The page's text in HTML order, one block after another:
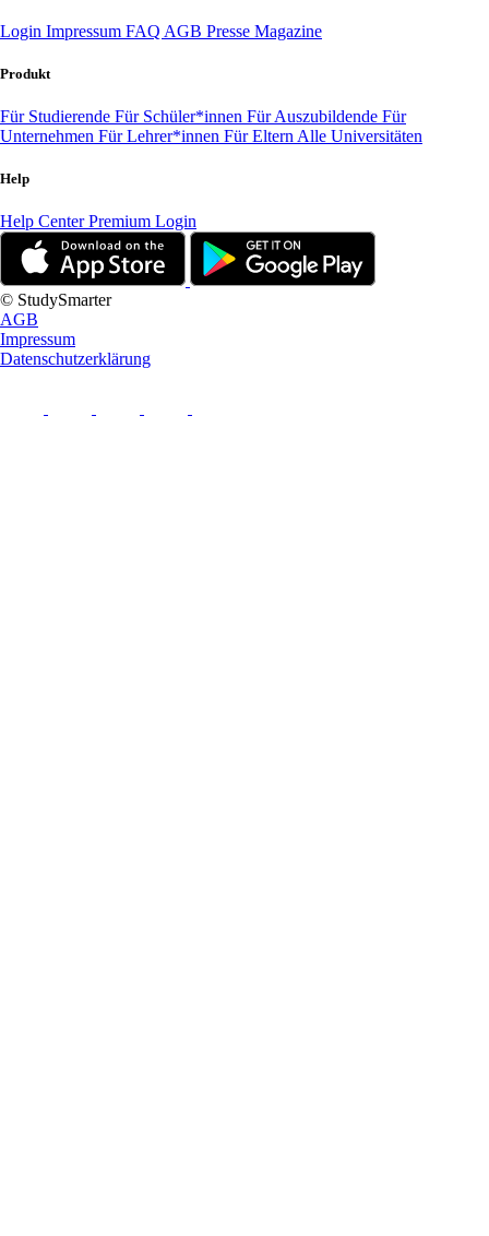
Login Impressum FAQ AGB Presse Magazine
Produkt
Für Studierende Für Schüler*innen Für Auszubildende Für
Unternehmen Für Lehrer*innen Für Eltern Alle Universitäten
Help
Help CenterPremium Login
© StudySmarter
AGB
Impressum
Datenschutzerklärung